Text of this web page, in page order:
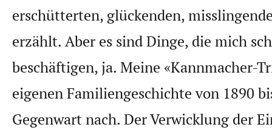
erschütterten, glückenden,
erzählt. Aber es sind Dinge, die mich
beschäftigen, ja. Meine «Kannmacher-
eigenen Familiengeschichte von 1890
Gegenwart nach. Der Verwicklung der